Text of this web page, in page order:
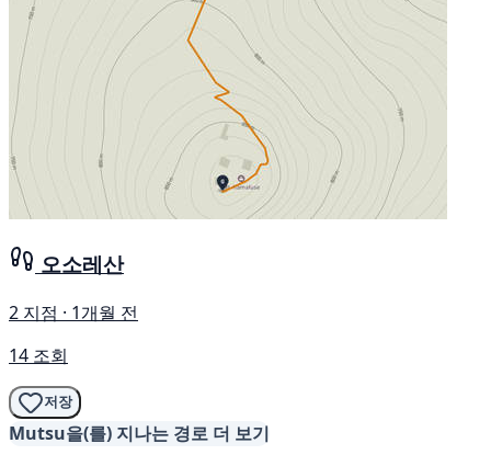
오소레산
2 지점 · 1개월 전
14 조회
저장
Mutsu을(를) 지나는 경로 더 보기